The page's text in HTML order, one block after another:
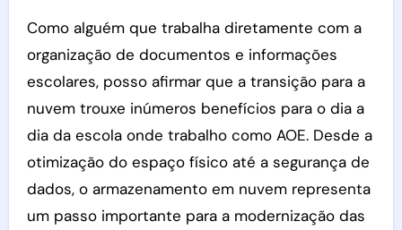
Como alguém que trabalha diretamente com a
organização de documentos e informações
escolares, posso afirmar que a transição para a
nuvem trouxe inúmeros benefícios para o dia a
dia da escola onde trabalho como AOE. Desde a
otimização do espaço físico até a segurança de
dados, o armazenamento em nuvem representa
um passo importante para a modernização das